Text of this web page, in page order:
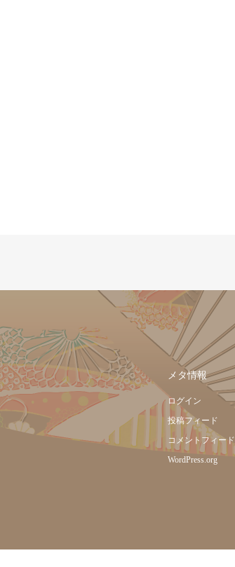
メタ情報
ログイン
投稿フィード
コメントフィード
WordPress.org